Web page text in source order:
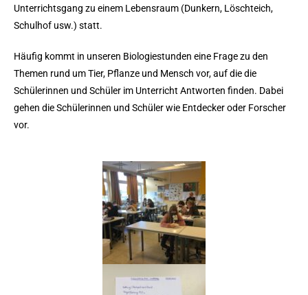
Unterrichtsgang zu einem Lebensraum (Dunkern, Löschteich,
Schulhof usw.) statt.
Häufig kommt in unseren Biologiestunden eine Frage zu den
Themen rund um Tier, Pflanze und Mensch vor, auf die die
Schülerinnen und Schüler im Unterricht Antworten finden. Dabei
gehen die Schülerinnen und Schüler wie Entdecker oder Forscher
vor.